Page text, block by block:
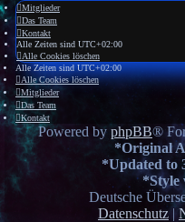
Mitglieder
Das Team
Kontakt
Alle Zeiten sind UTC+02:00
Alle Cookies löschen
Alle Zeiten sindUTC+02:00
Alle Cookies löschen
Mitglieder
Das Team
Kontakt
Powered by phpBB®
*Original
*Updated to
*Style
Deutsche
Datenschutz |